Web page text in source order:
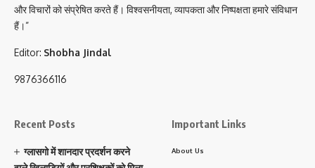
और विचारों को संप्रेषित करते हैं। विश्वसनीयता, व्यापकता और निष्पक्षता हमारे संविधान
हैं।”
Editor: Shobha Jindal
9876366116
Recent Posts
ग्लासगो में शानदार प्रदर्शन करने
Important Links
About Us